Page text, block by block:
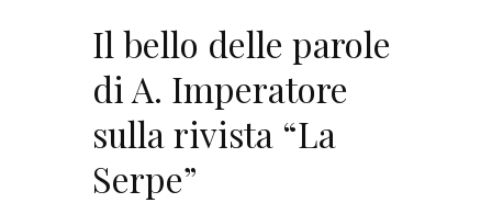
Il bello delle parole
di A. Imperatore
sulla rivista “La
Serpe”